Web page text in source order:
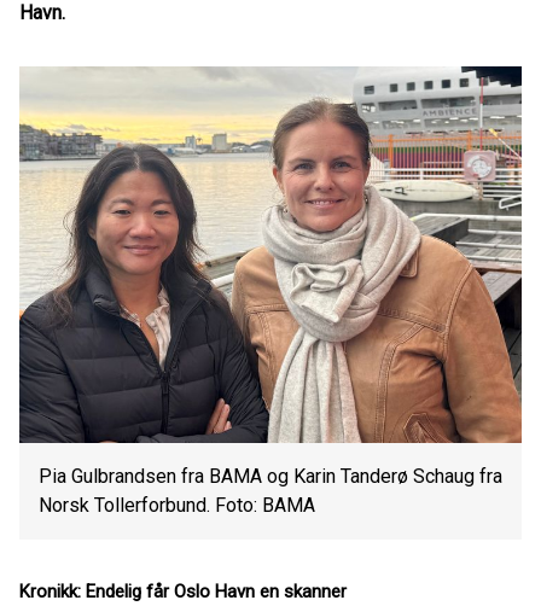
Havn.
Pia Gulbrandsen fra BAMA og Karin Tanderø Schaug fra
Norsk Tollerforbund. Foto: BAMA
Kronikk: Endelig får Oslo Havn en skanner